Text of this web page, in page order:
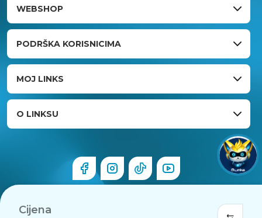
Cijena
WEBSHOP
PODRŠKA KORISNICIMA
MOJ LINKS
O LINKSU